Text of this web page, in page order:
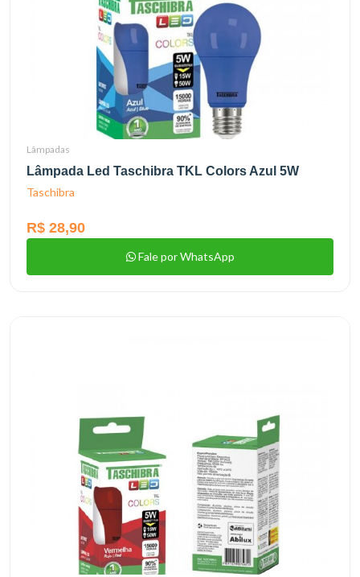
Lâmpadas
Lâmpada Led Taschibra TKL Colors Azul 5W
Taschibra
R$ 28,90
Fale por WhatsApp